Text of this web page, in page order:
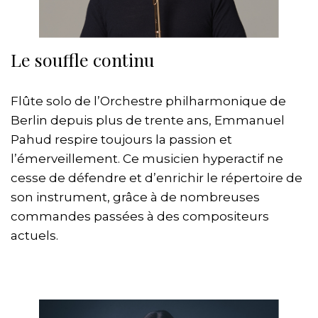
Le souffle continu
Flûte solo de l’Orchestre philharmonique de
Berlin depuis plus de trente ans, Emmanuel
Pahud respire toujours la passion et
l’émerveillement. Ce musicien hyperactif ne
cesse de défendre et d’enrichir le répertoire de
son instrument, grâce à de nombreuses
commandes passées à des compositeurs
actuels.